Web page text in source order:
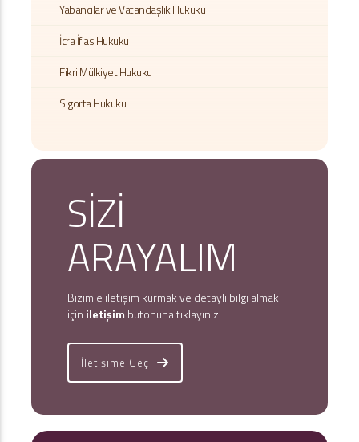
Yabancılar ve Vatandaşlık Hukuku
İcra İflas Hukuku
Fikri Mülkiyet Hukuku
Sigorta Hukuku
SİZİ
ARAYALIM
Bizimle iletişim kurmak ve detaylı bilgi almak
için iletişim butonuna tıklayınız.
İletişime Geç